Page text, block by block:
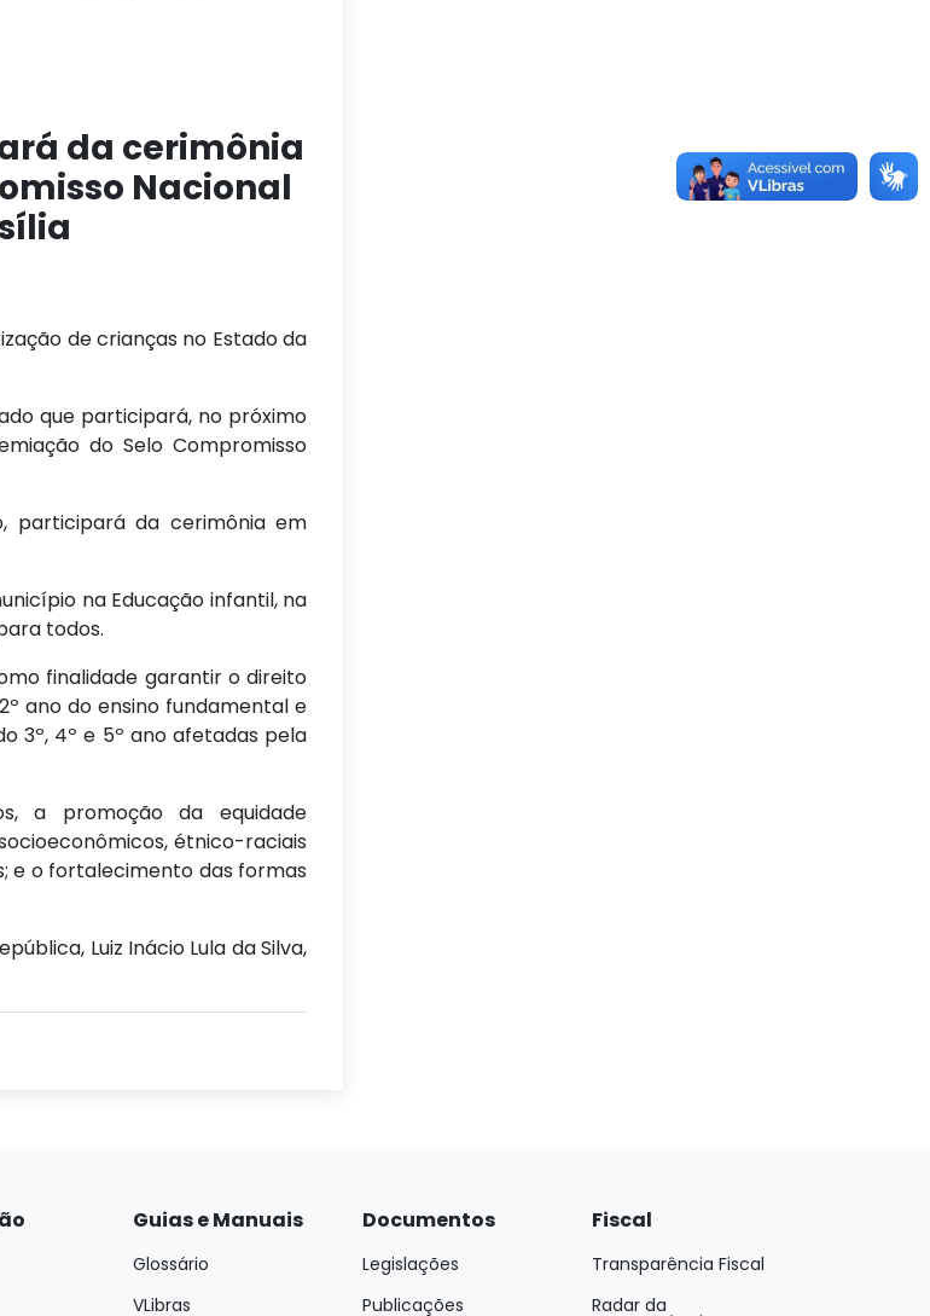
da cerimônia
Nacional
de crianças no Estado da
que participará, no próximo
do Selo Compromisso
participará da cerimônia em
na Educação infantil, na
todos.
finalidade garantir o direito
ano do ensino fundamental e
3º, 4º e 5º ano afetadas pela
a promoção da equidade
étnico-raciais
e o fortalecimento das formas
Luiz Inácio Lula da Silva,
Guias e Manuais
Glossário
VLibras
Documentos
Legislações
Publicações
Fiscal
Transparência Fiscal
Radar da